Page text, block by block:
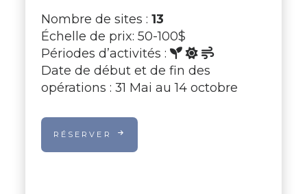
Nombre de sites : 13
Échelle de prix: 50-100$
Périodes d’activités :
Date de début et de fin des
opérations : 31 Mai au 14 octobre
RÉSERVER